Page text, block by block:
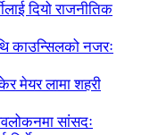
दियो राजनीतिक
काउन्सिलको नजरः
मेयर लामा शहरी
सांसदः